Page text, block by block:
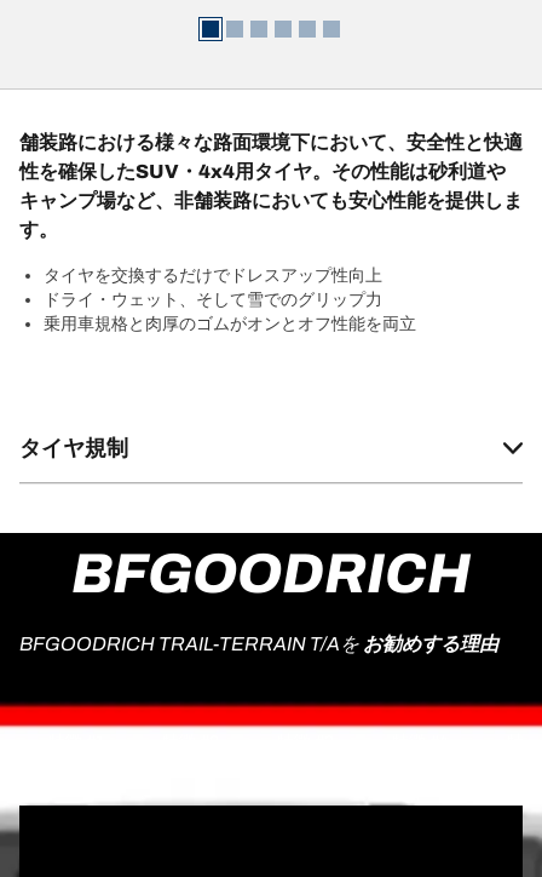
舗装路における様々な路面環境下において、安全性と快適
性を確保したSUV・4x4用タイヤ。その性能は砂利道や
キャンプ場など、非舗装路においても安心性能を提供しま
す。
タイヤを交換するだけでドレスアップ性向上
ドライ・ウェット、そして雪でのグリップ力
乗用車規格と肉厚のゴムがオンとオフ性能を両立
タイヤ規制
BFGOODRICH
BFGOODRICH TRAIL-TERRAIN T/Aを お勧めする理由